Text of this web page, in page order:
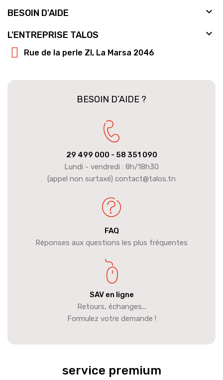
BESOIN D'AIDE 
L'ENTREPRISE TALOS 
Rue de la perle ZI, La Marsa 2046
BESOIN D’AIDE ?
29 499 000 - 58 351 090
Lundi - vendredi : 8h/18h30
(appel non surtaxé) contact@talos.tn
FAQ
Réponses aux questions les plus fréquentes
SAV en ligne
Retours, échanges...
Formulez votre demande !
service premium